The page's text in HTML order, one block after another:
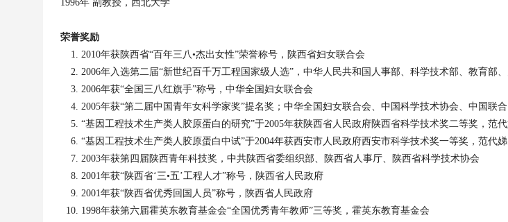
1996年 副教授，西北大学
荣誉奖励
2010年获陕西省“百年三八•杰出女性”荣誉称号，陕西省妇女联合会
2006年入选第二届“新世纪百千万工程国家级人选”， 中华人民共和国人事部、科学技术部、教育部
2006年获“全国三八红旗手”称号，中华全国妇女联合会
2005年获“第二届中国青年女科学家奖”提名奖；中华全国妇女联合会、中国科学技术协会、中国联
“基因工程技术生产类人胶原蛋白的研究”于2005年获陕西省人民政府陕西省科学技术奖二等奖，范
“基因工程技术生产类人胶原蛋白中试”于2004年获西安市人民政府西安市科学技术奖一等奖，范代
2003年获第四届陕西青年科技奖，中共陕西省委组织部、陕西省人事厅、陕西省科学技术协会
2001年获“陕西省‘三•五’工程人才”称号，陕西省人民政府
2001年获“陕西省优秀回国人员”称号，陕西省人民政府
1998年获第六届霍英东教育基金会“全国优秀青年教师”三等奖，霍英东教育基金会